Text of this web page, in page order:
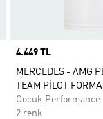
Price
4.449 TL
MERCEDES - AMG
TEAM PİLOT
Çocuk Performance
2 renk